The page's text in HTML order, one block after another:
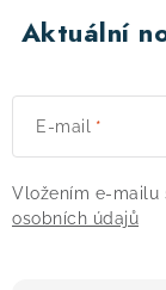
Aktuální
E-mail
Vložením e-mailu
osobních údajů